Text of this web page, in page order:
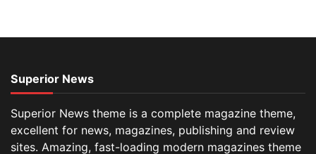
Superior News
Superior News theme is a complete magazine theme,
excellent for news, magazines, publishing and review
sites. Amazing, fast-loading modern magazines theme